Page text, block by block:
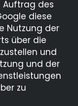
Auftrag des
diese
Nutzung der
über die
und
und der
zu